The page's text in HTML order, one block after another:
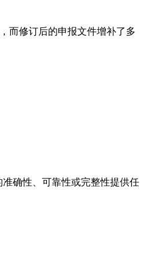
而修订后的申报文件增补了多
确性、可靠性或完整性提供任